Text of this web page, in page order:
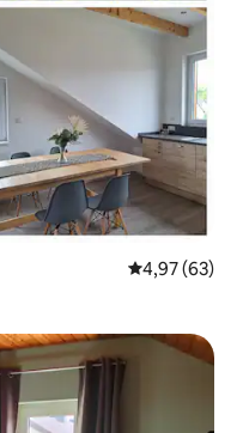
4,97 av 5 i
4,97 (63)